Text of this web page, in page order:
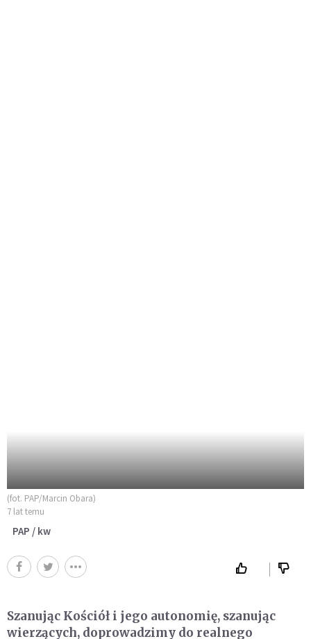
(fot. PAP/Marcin Obara)
7 lat temu
PAP / kw
Szanując Kościół i jego autonomię, szanując
wierzących, doprowadzimy do realnego